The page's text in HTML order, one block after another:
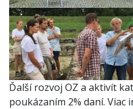
Ďalší rozvoj OZ a aktivít
poukázaním 2% daní. Viac